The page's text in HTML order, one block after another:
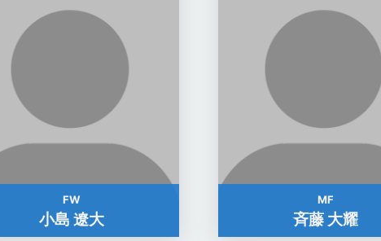
FW
小島 遼大
MF
斉藤 大耀